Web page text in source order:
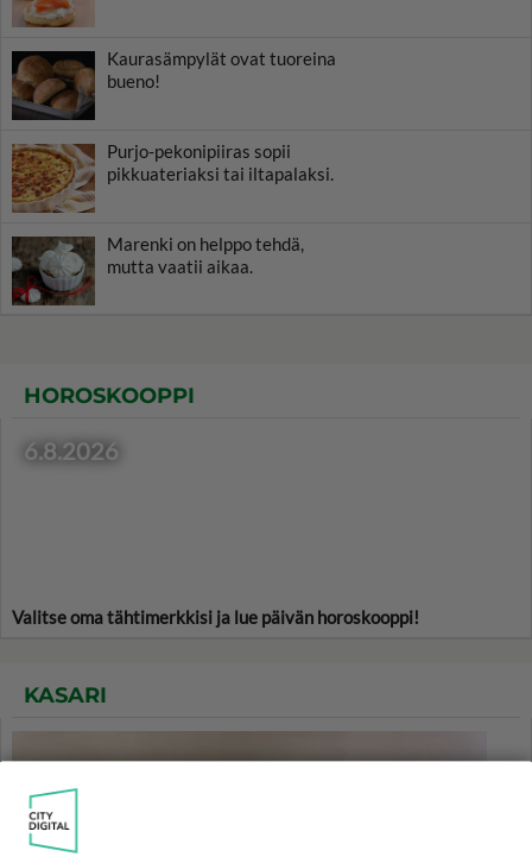
Kaurasämpylät ovat tuoreina
bueno!
Purjo-pekonipiiras sopii
pikkuateriaksi tai iltapalaksi.
Marenki on helppo tehdä,
mutta vaatii aikaa.
HOROSKOOPPI
6.8.2026
Valitse oma tähtimerkkisi ja lue päivän horoskooppi!
KASARI